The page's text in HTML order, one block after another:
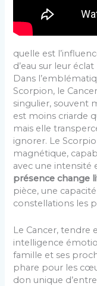
quelle est
d’eau sur leur
Dans
Scorpion, le
singulier, souvent
est moins criarde
mais elle
ignorer. Le
magnétique,
avec une intensité
présence change
pièce, une
constellations les
Le Cancer, tendre
intelligence
famille et ses
phare pour les
don unique